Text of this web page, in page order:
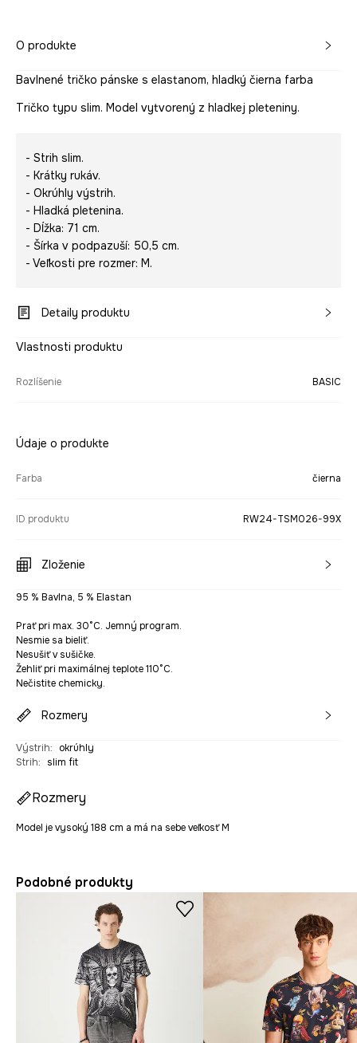
O produkte
Bavlnené tričko pánske s elastanom, hladký čierna farba
Tričko typu slim. Model vytvorený z hladkej pleteniny.
- Strih slim.
- Krátky rukáv.
- Okrúhly výstrih.
- Hladká pletenina.
- Dĺžka: 71 cm.
- Šírka v podpazuší: 50,5 cm.
- Veľkosti pre rozmer: M.
Detaily produktu
Vlastnosti produktu
Rozlíšenie BASIC
Údaje o produkte
Farba čierna
ID produktu RW24-TSM026-99X
Zloženie
95 % Bavlna, 5 % Elastan
Prať pri max. 30°C. Jemný program.
Nesmie sa bieliť.
Nesušiť v sušičke.
Žehliť pri maximálnej teplote 110°C.
Nečistite chemicky.
Rozmery
Výstrih:
okrúhly
Strih: slim fit
Rozmery
Model je vysoký 188 cm a má na sebe veľkosť M
Podobné produkty